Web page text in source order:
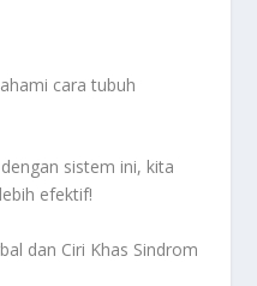
cara tubuh
sistem ini, kita
efektif!
dan Ciri Khas Sindrom